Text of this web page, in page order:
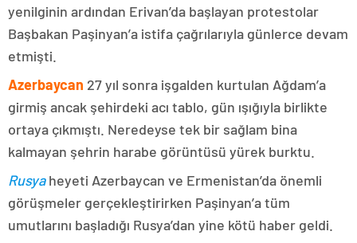
yenilginin ardından Erivan’da başlayan protestolar
Başbakan Paşinyan’a istifa çağrılarıyla günlerce devam
etmişti.
Azerbaycan 27 yıl sonra işgalden kurtulan Ağdam’a
girmiş ancak şehirdeki acı tablo, gün ışığıyla birlikte
ortaya çıkmıştı. Neredeyse tek bir sağlam bina
kalmayan şehrin harabe görüntüsü yürek burktu.
Rusyaheyeti Azerbaycan ve Ermenistan’da önemli
görüşmeler gerçekleştirirken Paşinyan’a tüm
umutlarını başladığı Rusya’dan yine kötü haber geldi.